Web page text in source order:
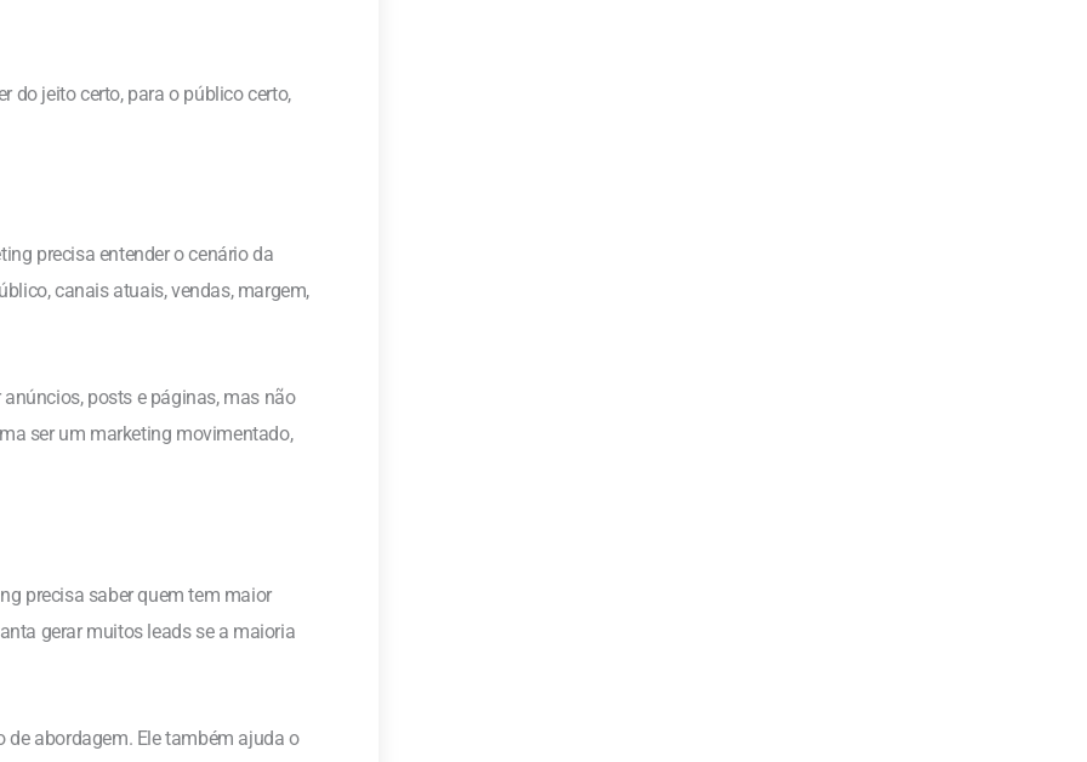
do jeito certo, para o público certo,
precisa entender o cenário da
canais atuais, vendas, margem,
posts e páginas, mas não
ser um marketing movimentado,
precisa saber quem tem maior
gerar muitos leads se a maioria
de abordagem. Ele também ajuda o